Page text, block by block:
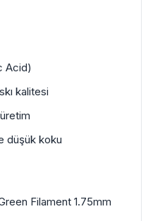
Acid)
kalitesi
düşük koku
Filament 1.75mm